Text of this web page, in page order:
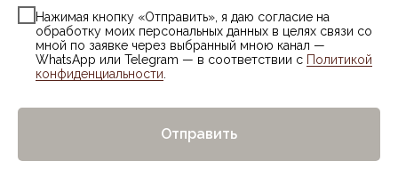
Нажимая кнопку «Отправить», я даю согласие на
обработку моих персональных данных в целях связи со
мной по заявке через выбранный мною канал —
WhatsApp или Telegram — в соответствии с Политикой
конфиденциальности
Отправить